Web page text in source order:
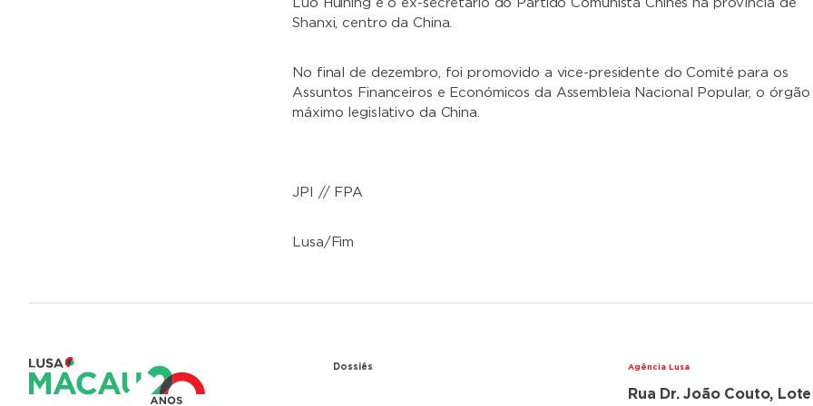
Luo Huining é o ex-secretário do Partido Comunista Chinês na província de
Shanxi, centro da China.
No final de dezembro, foi promovido a vice-presidente do Comité para os
Assuntos Financeiros e Económicos da Assembleia Nacional Popular, o órgão
máximo legislativo da China.
JPI // FPA
Lusa/Fim
Dossiês Agência Lusa
Rua Dr. João Couto, Lote